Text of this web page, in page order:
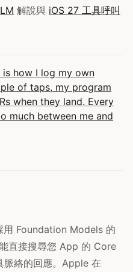
解說與 iOS 27 工具呼叫
is how I log my own
of taps, my program
when they land. Every
much between me and
用 Foundation Models 的
直接搜尋您 App 的 Core
絡的回應。Apple 在